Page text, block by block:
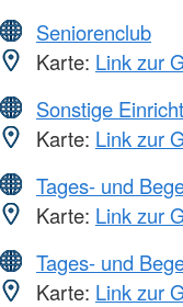
Seniorenclub
Karte: Link zur
Sonstige
Karte: Link zur
Tages- und
Karte: Link zur
Tages- und
Karte: Link zur